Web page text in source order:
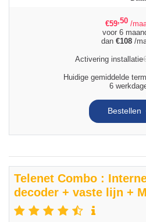
€59,50 /
voor 6
dan €108 /
Activering installatie
Huidige gemiddelde
6
Bestellen
Telenet Combo :
decoder + vaste lijn +